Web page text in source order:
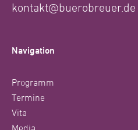
kontakt@buerobreuer.de
Navigation
Programm
Termine
Vita
Media